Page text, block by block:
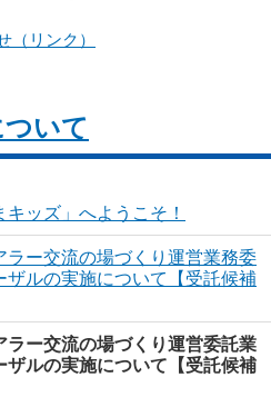
（リンク）
いて
ッズ」へようこそ！
ー交流の場づくり運営業務委
ザルの実施について【受託候補
ー交流の場づくり運営委託業
ザルの実施について【受託候補